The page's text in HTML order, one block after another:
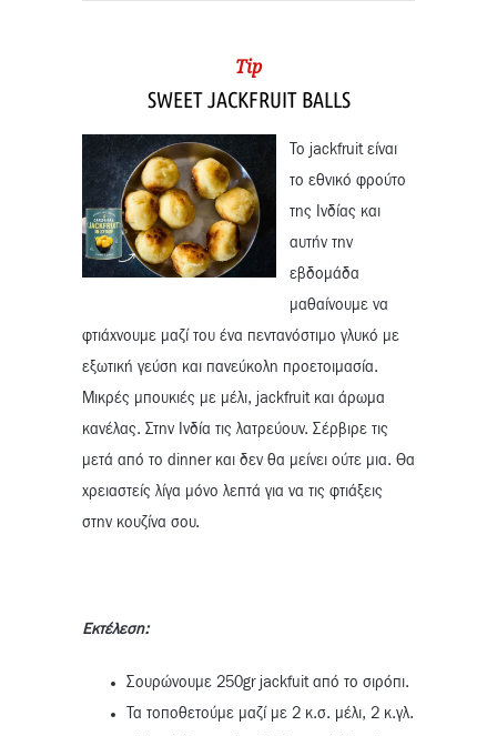
Tip
SWEET JACKFRUIT BALLS
Το jackfruit είναι
το εθνικό φρούτο
της Ινδίας και
αυτήν την
εβδομάδα
μαθαίνουμε να
φτιάχνουμε μαζί του ένα πεντανόστιμο γλυκό με
εξωτική γεύση και πανεύκολη προετοιμασία.
Μικρές μπουκιές με μέλι, jackfruit και άρωμα
κανέλας. Στην Ινδία τις λατρεύουν. Σέρβιρε τις
μετά από το dinner και δεν θα μείνει ούτε μια. Θα
χρειαστείς λίγα μόνο λεπτά για να τις φτιάξεις
στην κουζίνα σου.
Εκτέλεση:
Σουρώνουμε 250gr jackfuit από το σιρόπι.
Τα τοποθετούμε μαζί με 2 κ.σ. μέλι, 2 κ.γλ.